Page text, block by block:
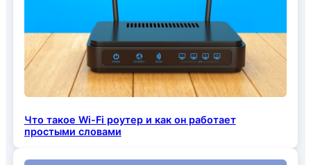
Что такое Wi-Fi роутер и как он работает
простыми словами